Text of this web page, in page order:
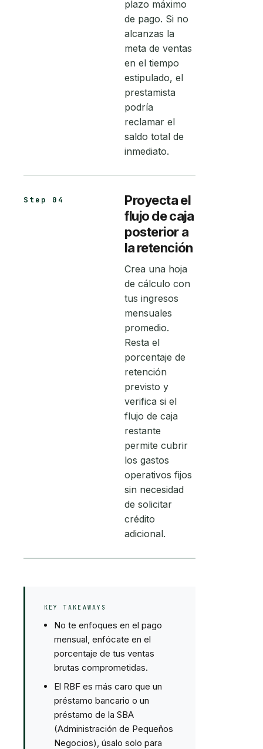
plazo máximo
de pago. Si no
alcanzas la
meta de ventas
en el tiempo
estipulado, el
prestamista
podría
reclamar el
saldo total de
inmediato.
Step 04
Proyecta el
flujo de caja
posterior a
la retención
Crea una hoja
de cálculo con
tus ingresos
mensuales
promedio.
Resta el
porcentaje de
retención
previsto y
verifica si el
flujo de caja
restante
permite cubrir
los gastos
operativos fijos
sin necesidad
de solicitar
crédito
adicional.
KEY TAKEAWAYS
No te enfoques en el pago
mensual, enfócate en el
porcentaje de tus ventas
brutas comprometidas.
El RBF es más caro que un
préstamo bancario o un
préstamo de la SBA
(Administración de Pequeños
Negocios), úsalo solo para